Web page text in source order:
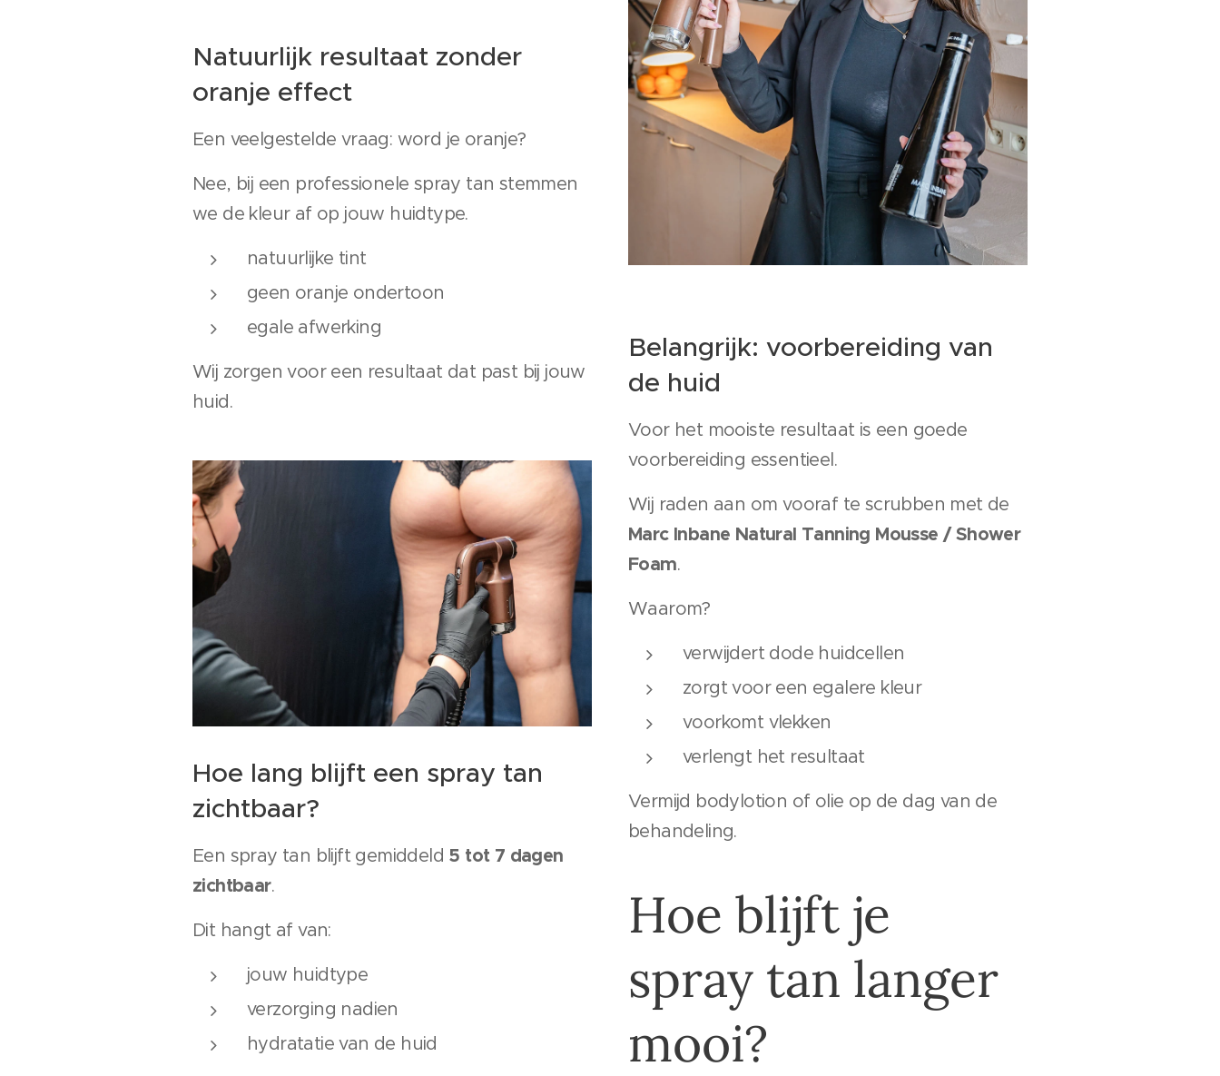
Natuurlijk resultaat zonder
oranje effect
Een veelgestelde vraag: word je oranje?
Nee, bij een professionele spray tan stemmen
we de kleur af op jouw huidtype.
natuurlijke tint
geen oranje ondertoon
egale afwerking
Wij zorgen voor een resultaat dat past bij jouw
huid.
Hoe lang blijft een spray tan
zichtbaar?
Een spray tan blijft gemiddeld 5 tot 7 dagen
zichtbaar.
Dit hangt af van:
jouw huidtype
verzorging nadien
hydratatie van de huid
Belangrijk: voorbereiding van
de huid
Voor het mooiste resultaat is een goede
voorbereiding essentieel.
Wij raden aan om vooraf te scrubben met de
Marc Inbane Natural Tanning Mousse / Shower
Foam.
Waarom?
verwijdert dode huidcellen
zorgt voor een egalere kleur
voorkomt vlekken
verlengt het resultaat
Vermijd bodylotion of olie op de dag van de
behandeling.
Hoe blijft je
spray tan langer
mooi?